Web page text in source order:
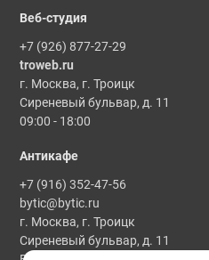
Веб-студия
+7 (926) 877-27-29
troweb.ru
г. Москва, г. Троицк
Сиреневый бульвар, д. 11
09:00 - 18:00
Антикафе
+7 (916) 352-47-56
bytic@bytic.ru
г. Москва, г. Троицк
Сиреневый бульвар, д. 11